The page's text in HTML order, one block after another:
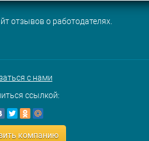
отзывов о работодателях.
с нами
ссылкой:
компанию